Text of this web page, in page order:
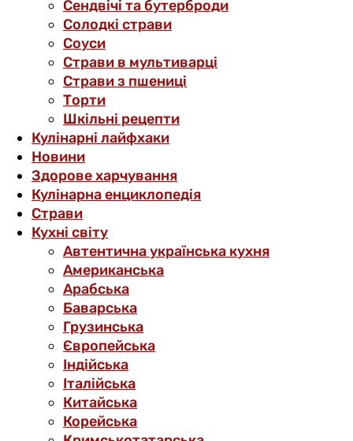
Сендвічі та бутерброди
Солодкі страви
Соуси
Страви в мультиварці
Страви з пшениці
Торти
Шкільні рецепти
Кулінарні лайфхаки
Новини
Здорове харчування
Кулінарна енциклопедія
Страви
Кухні світу
Автентична українська кухня
Американська
Арабська
Баварська
Грузинська
Європейська
Індійська
Італійська
Китайська
Корейська